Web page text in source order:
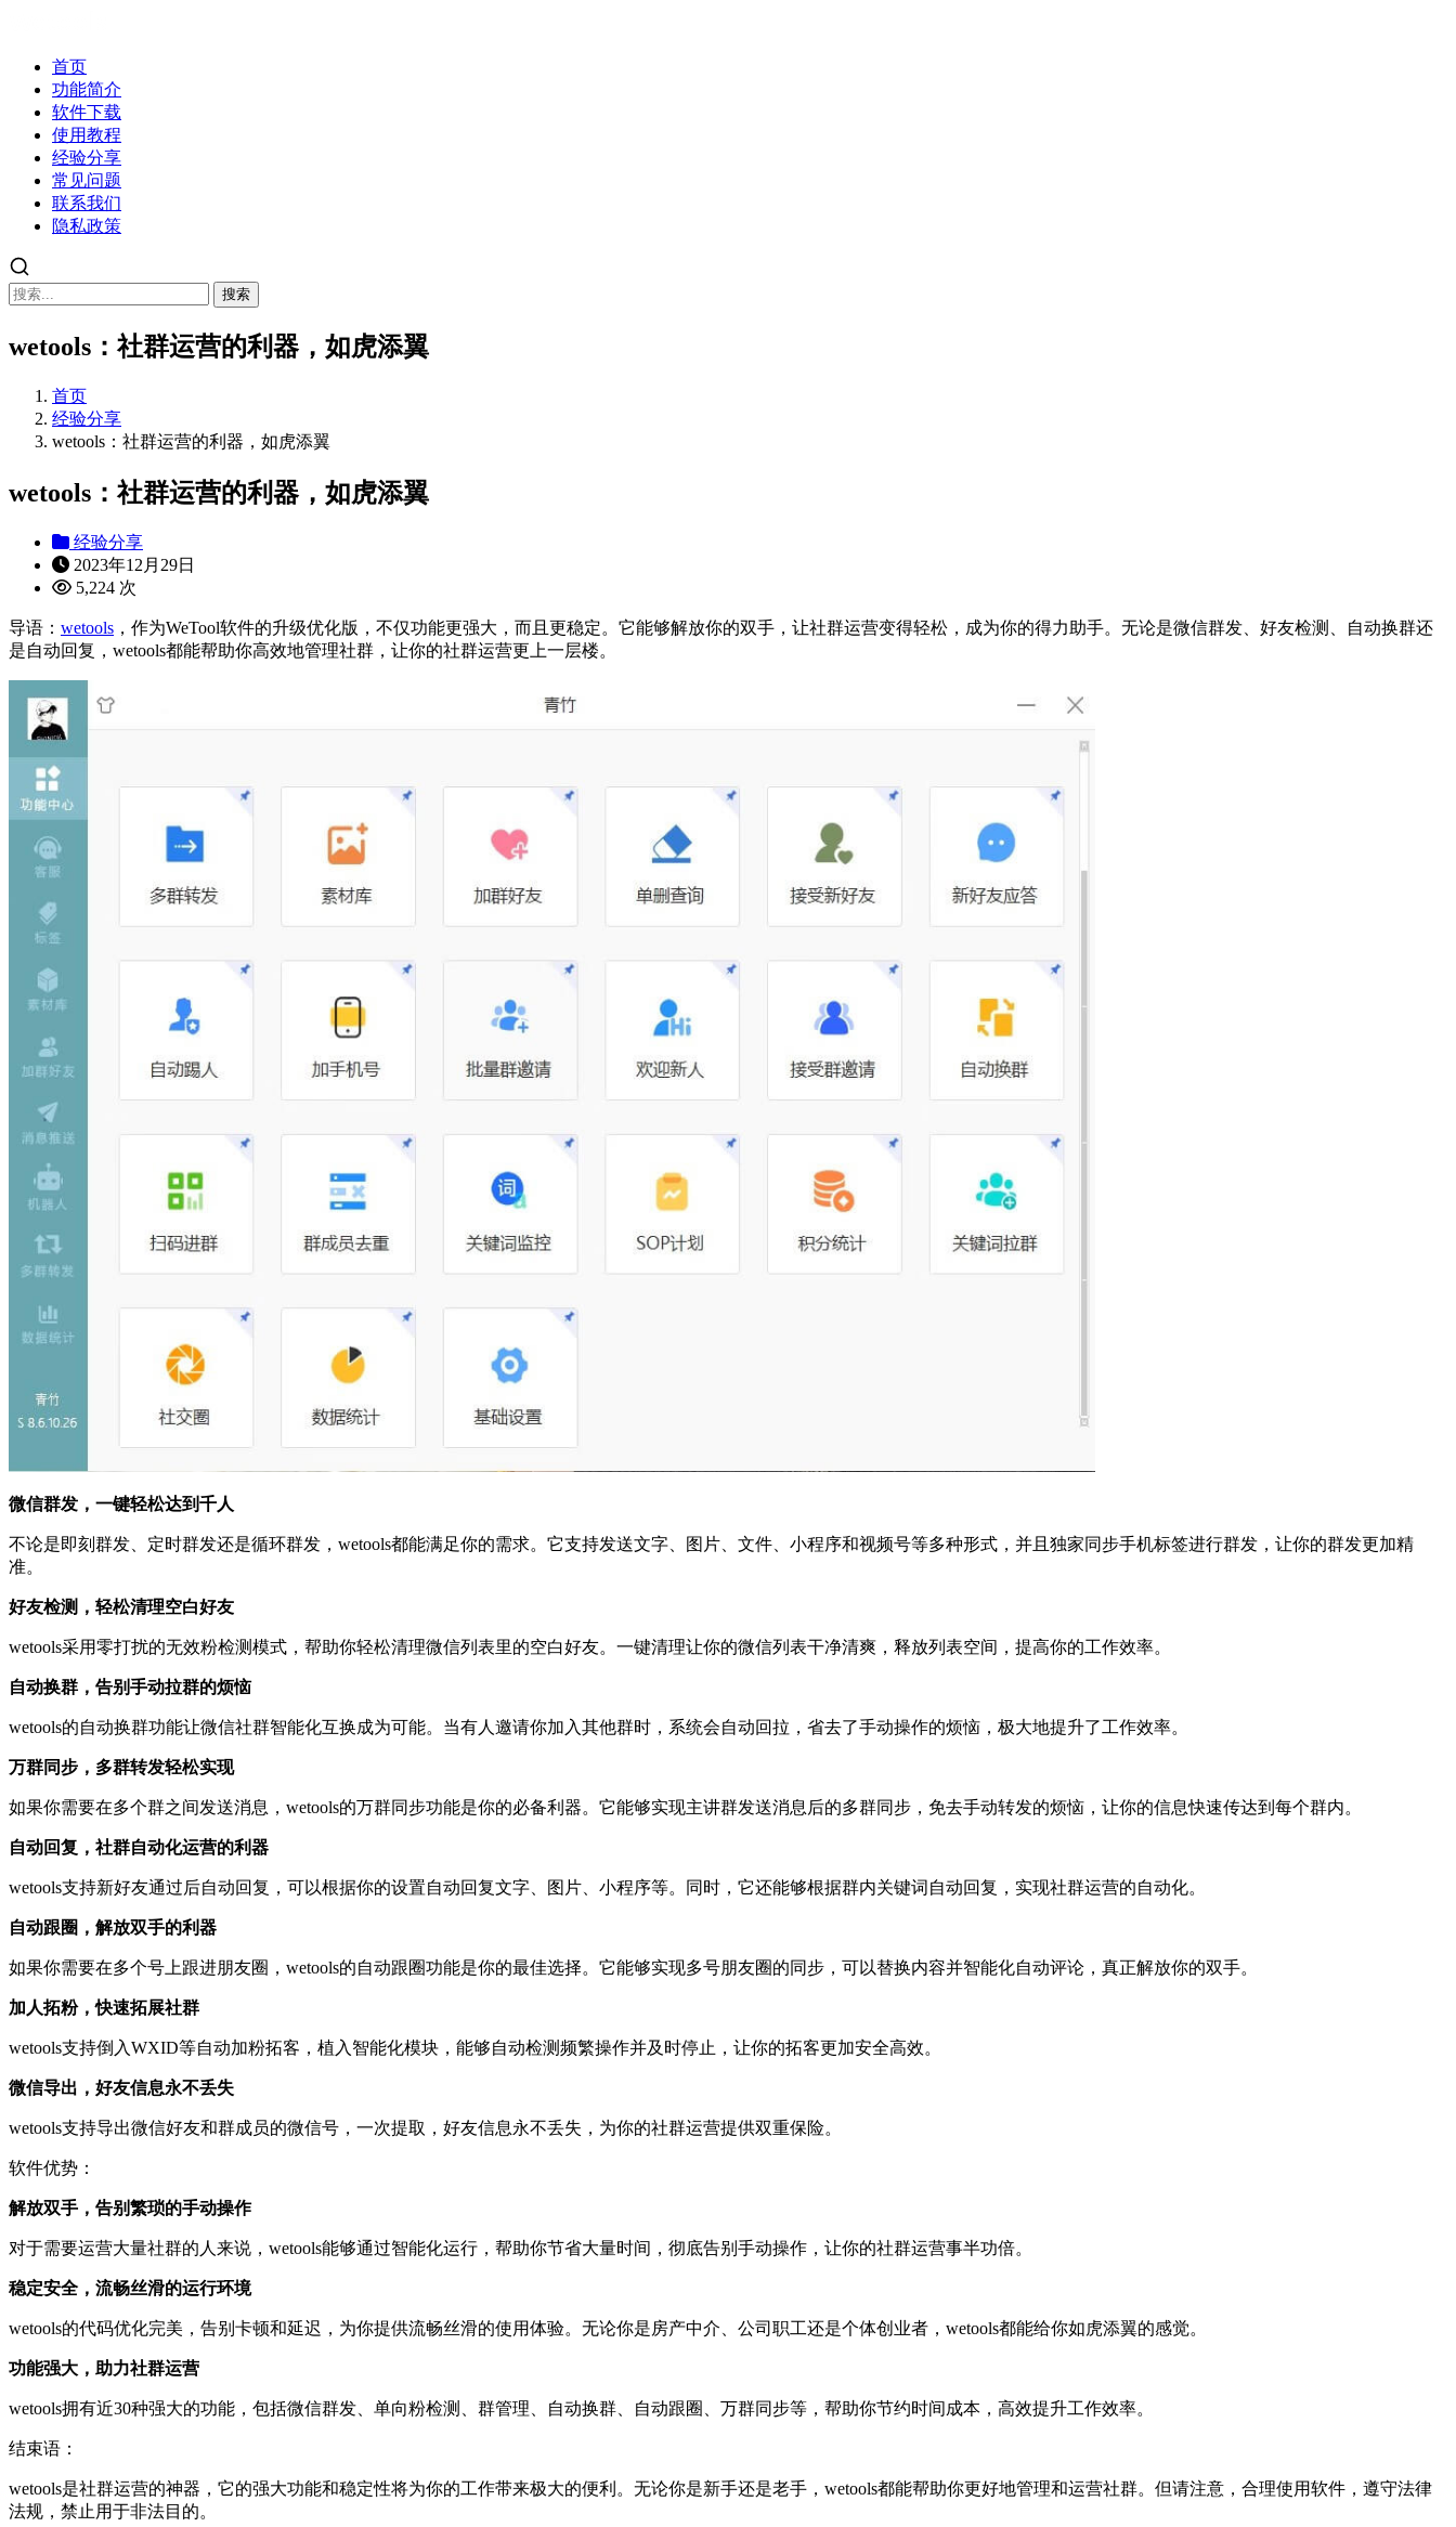
首页
功能简介
软件下载
使用教程
经验分享
常见问题
联系我们
隐私政策
搜索
wetools：社群运营的利器，如虎添翼
首页
经验分享
wetools：社群运营的利器，如虎添翼
wetools：社群运营的利器，如虎添翼
经验分享
2023年12月29日
5,224 次
导语： wetools ，作为WeTool软件的升级优化版，不仅功能更强大，而且更稳定。它能够解放你的双手，让社群运营变得轻松，成为你的得力助手。无论是微信群发、好友检测、自动换群还
是自动回复，wetools都能帮助你高效地管理社群，让你的社群运营更上一层楼。
微信群发，一键轻松达到千人
不论是即刻群发、定时群发还是循环群发，wetools都能满足你的需求。它支持发送文字、图片、文件、小程序和视频号等多种形式，并且独家同步手机标签进行群发，让你的群发更加精
准。
好友检测，轻松清理空白好友
wetools采用零打扰的无效粉检测模式，帮助你轻松清理微信列表里的空白好友。一键清理让你的微信列表干净清爽，释放列表空间，提高你的工作效率。
自动换群，告别手动拉群的烦恼
wetools的自动换群功能让微信社群智能化互换成为可能。当有人邀请你加入其他群时，系统会自动回拉，省去了手动操作的烦恼，极大地提升了工作效率。
万群同步，多群转发轻松实现
如果你需要在多个群之间发送消息，wetools的万群同步功能是你的必备利器。它能够实现主讲群发送消息后的多群同步，免去手动转发的烦恼，让你的信息快速传达到每个群内。
自动回复，社群自动化运营的利器
wetools支持新好友通过后自动回复，可以根据你的设置自动回复文字、图片、小程序等。同时，它还能够根据群内关键词自动回复，实现社群运营的自动化。
自动跟圈，解放双手的利器
如果你需要在多个号上跟进朋友圈，wetools的自动跟圈功能是你的最佳选择。它能够实现多号朋友圈的同步，可以替换内容并智能化自动评论，真正解放你的双手。
加人拓粉，快速拓展社群
wetools支持倒入WXID等自动加粉拓客，植入智能化模块，能够自动检测频繁操作并及时停止，让你的拓客更加安全高效。
微信导出，好友信息永不丢失
wetools支持导出微信好友和群成员的微信号，一次提取，好友信息永不丢失，为你的社群运营提供双重保险。
软件优势：
解放双手，告别繁琐的手动操作
对于需要运营大量社群的人来说，wetools能够通过智能化运行，帮助你节省大量时间，彻底告别手动操作，让你的社群运营事半功倍。
稳定安全，流畅丝滑的运行环境
wetools的代码优化完美，告别卡顿和延迟，为你提供流畅丝滑的使用体验。无论你是房产中介、公司职工还是个体创业者，wetools都能给你如虎添翼的感觉。
功能强大，助力社群运营
wetools拥有近30种强大的功能，包括微信群发、单向粉检测、群管理、自动换群、自动跟圈、万群同步等，帮助你节约时间成本，高效提升工作效率。
结束语：
wetools是社群运营的神器，它的强大功能和稳定性将为你的工作带来极大的便利。无论你是新手还是老手，wetools都能帮助你更好地管理和运营社群。但请注意，合理使用软件，遵守法律
法规，禁止用于非法目的。